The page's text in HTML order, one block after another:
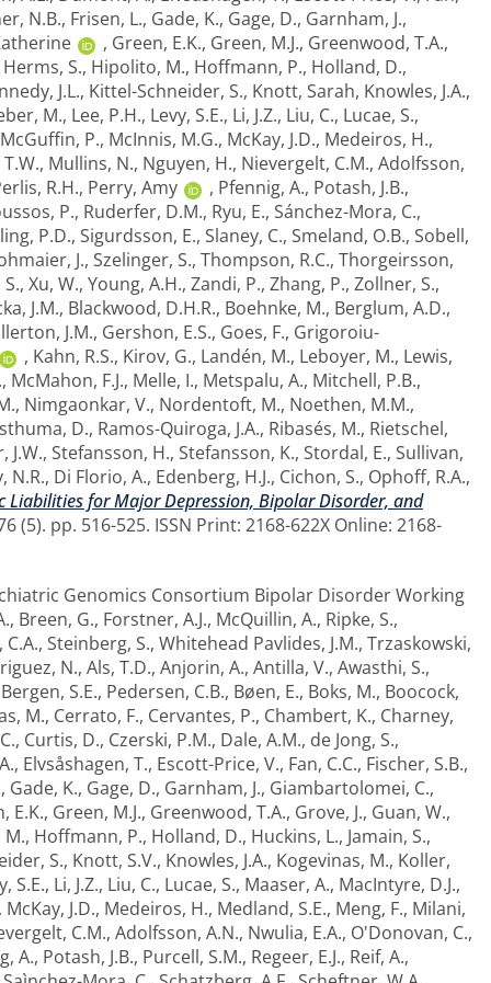
N.B., Frisen, L., Gade, K., Gage, D., Garnham, J.,
, Green, E.K., Green, M.J., Greenwood, T.A.,
Herms, S., Hipolito, M., Hoffmann, P., Holland, D.,
J.L., Kittel-Schneider, S., Knott, Sarah, Knowles, J.A.,
M., Lee, P.H., Levy, S.E., Li, J.Z., Liu, C., Lucae, S.,
McGuffin, P., McInnis, M.G., McKay, J.D., Medeiros, H.,
, Mullins, N., Nguyen, H., Nievergelt, C.M., Adolfsson,
R.H., Perry, Amy , Pfennig, A., Potash, J.B.,
P., Ruderfer, D.M., Ryu, E., Sánchez-Mora, C.,
P.D., Sigurdsson, E., Slaney, C., Smeland, O.B., Sobell,
J., Szelinger, S., Thompson, R.C., Thorgeirsson,
S., Xu, W., Young, A.H., Zandi, P., Zhang, P., Zollner, S.,
J.M., Blackwood, D.H.R., Boehnke, M., Berglum, A.D.,
J.M., Gershon, E.S., Goes, F., Grigoroiu-
, Kahn, R.S., Kirov, G., Landén, M., Leboyer, M., Lewis,
, McMahon, F.J., Melle, I., Metspalu, A., Mitchell, P.B.,
, Nimgaonkar, V., Nordentoft, M., Noethen, M.M.,
D., Ramos-Quiroga, J.A., Ribasés, M., Rietschel,
J.W., Stefansson, H., Stefansson, K., Stordal, E., Sullivan,
N.R., Di Florio, A., Edenberg, H.J., Cichon, S., Ophoff, R.A.,
Liabilities for Major Depression, Bipolar Disorder, and
(5). pp. 516-525. ISSN Print: 2168-622X Online: 2168-
Genomics Consortium Bipolar Disorder Working
, Breen, G., Forstner, A.J., McQuillin, A., Ripke, S.,
, Steinberg, S., Whitehead Pavlides, J.M., Trzaskowski,
N., Als, T.D., Anjorin, A., Antilla, V., Awasthi, S.,
Bergen, S.E., Pedersen, C.B., Bøen, E., Boks, M., Boocock,
M., Cerrato, F., Cervantes, P., Chambert, K., Charney,
, Curtis, D., Czerski, P.M., Dale, A.M., de Jong, S.,
, Elvsåshagen, T., Escott-Price, V., Fan, C.C., Fischer, S.B.,
, Gade, K., Gage, D., Garnham, J., Giambartolomei, C.,
E.K., Green, M.J., Greenwood, T.A., Grove, J., Guan, W.,
, Hoffmann, P., Holland, D., Huckins, L., Jamain, S.,
S., Knott, S.V., Knowles, J.A., Kogevinas, M., Koller,
S.E., Li, J.Z., Liu, C., Lucae, S., Maaser, A., MacIntyre, D.J.,
McKay, J.D., Medeiros, H., Medland, S.E., Meng, F., Milani,
C.M., Adolfsson, A.N., Nwulia, E.A., O'Donovan, C.,
A., Potash, J.B., Purcell, S.M., Regeer, E.J., Reif, A.,